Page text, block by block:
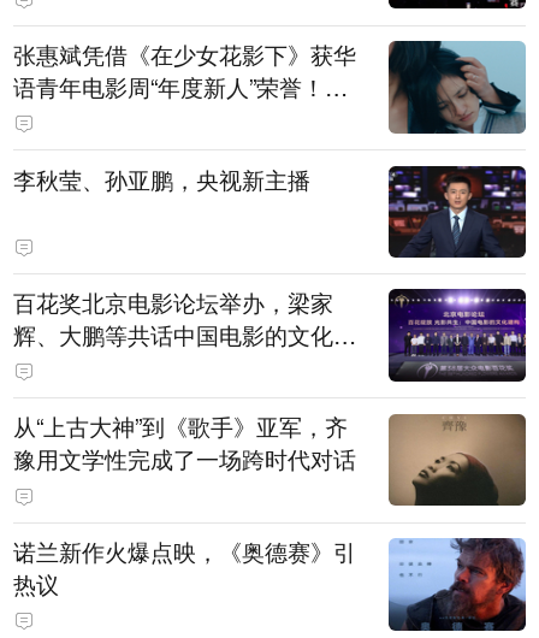
张惠斌凭借《在少女花影下》获华
语青年电影周“年度新人”荣誉！该
电影全程在广州取景，采用粤语对
白，主演均为广州本土演员
李秋莹、孙亚鹏，央视新主播
百花奖北京电影论坛举办，梁家
辉、大鹏等共话中国电影的文化建
构
从“上古大神”到《歌手》亚军，齐
豫用文学性完成了一场跨时代对话
诺兰新作火爆点映，《奥德赛》引
热议